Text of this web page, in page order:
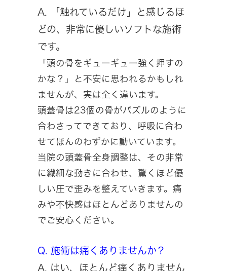
A. 「触れているだけ」と感じるほ
どの、非常に優しいソフトな施術
です。
「頭の骨をギューギュー強く押すの
かな？」と不安に思われるかもしれ
ませんが、実は全く違います。
頭蓋骨は23個の骨がパズルのように
合わさってできており、呼吸に合わ
せてほんのわずかに動いています。
当院の頭蓋骨全身調整は、その非常
に繊細な動きに合わせ、驚くほど優
しい圧で歪みを整えていきます。痛
みや不快感はほとんどありませんの
でご安心ください。
Q. 施術は痛くありませんか？
A. はい、ほとんど痛くありません